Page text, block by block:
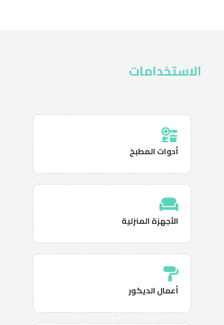
الاستخدامات
أدوات المطبخ
الأجهزة المنزلية
أعمال الديكور